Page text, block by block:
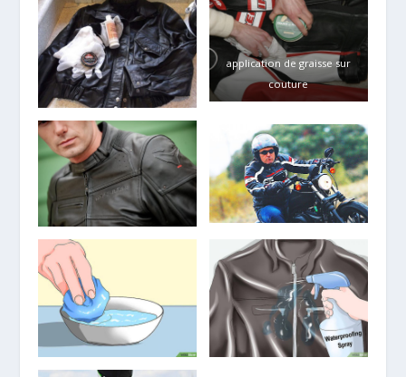
application de graisse sur
couture